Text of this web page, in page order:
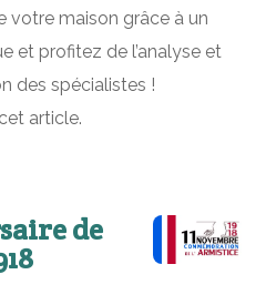
votre maison grâce à un
et profitez de l’analyse et
des spécialistes !
article.
de